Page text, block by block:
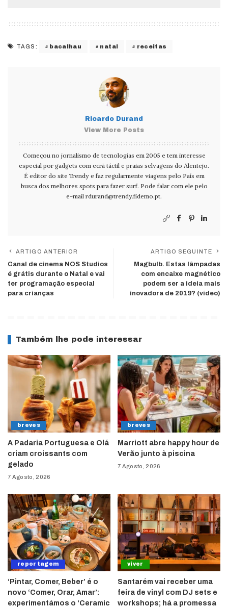
TAGS: bacalhau natal receitas
Ricardo Durand
View More Posts
Começou no jornalismo de tecnologias em 2005 e tem interesse
especial por gadgets com ecrã táctil e praias selvagens do Alentejo.
É editor do site Trendy e faz regularmente viagens pelo País em
busca dos melhores spots para fazer surf. Pode falar com ele pelo
e-mail rdurand@trendy.fidemo.pt.
ARTIGO ANTERIOR
Canal de cinema NOS Studios
é grátis durante o Natal e vai
ter programação especial
para crianças
ARTIGO SEGUINTE
Magbulb. Estas lâmpadas
com encaixe magnético
podem ser a ideia mais
inovadora de 2019? (vídeo)
Também lhe pode interessar
breves
A Padaria Portuguesa e Olá
criam croissants com
gelado
7 Agosto, 2026
breves
Marriott abre happy hour de
Verão junto à piscina
7 Agosto, 2026
reportagem
‘Pintar, Comer, Beber’ é o
novo ‘Comer, Orar, Amar’:
experimentámos o ‘Ceramic
viver
Santarém vai receber uma
feira de vinyl com DJ sets e
workshops; há a promessa